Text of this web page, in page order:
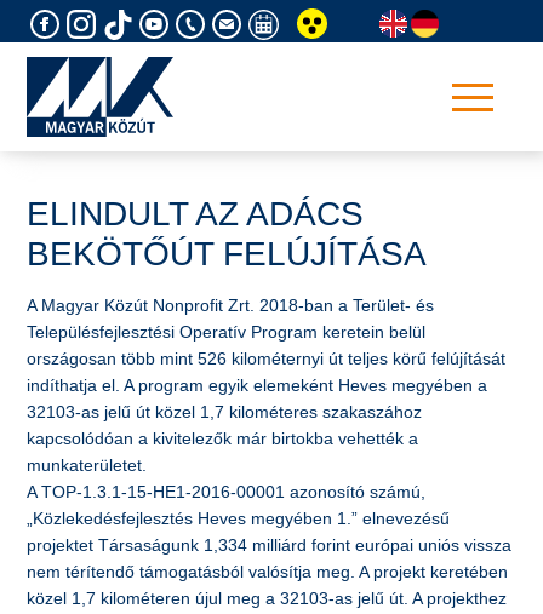
to
ELINDULT AZ ADÁCS
BEKÖTŐÚT FELÚJÍTÁSA
​A Magyar Közút Nonprofit Zrt. 2018-ban a Terület- és
Településfejlesztési Operatív Program keretein belül
országosan több mint 526 kilométernyi út teljes körű felújítását
indíthatja el. A program egyik elemeként Heves megyében a
32103-as jelű út közel 1,7 kilométeres szakaszához
kapcsolódóan a kivitelezők már birtokba vehették a
munkaterületet.
A TOP-1.3.1-15-HE1-2016-00001 azonosító számú,
„Közlekedésfejlesztés Heves megyében 1.” elnevezésű
projektet Társaságunk 1,334 milliárd forint európai uniós vissza
nem térítendő támogatásból valósítja meg. A projekt keretében
közel 1,7 kilométeren újul meg a 32103-as jelű út. A projekthez